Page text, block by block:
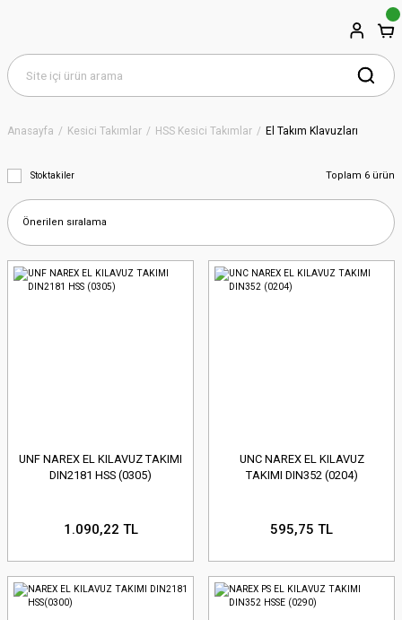
Anasayfa Kesici Takımlar HSS Kesici Takımlar El Takım Klavuzları
Stoktakiler Toplam 6 ürün
UNF NAREX EL KILAVUZ TAKIMI
DIN2181 HSS (0305)
1.090,22 TL
UNC NAREX EL KILAVUZ
TAKIMI DIN352 (0204)
595,75 TL